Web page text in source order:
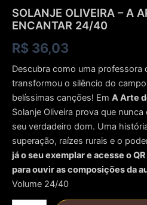
SOLANJE OLIVEIRA – A
ENCANTAR 24/40
R$ 36,03
Descubra como uma professora
transformou o silêncio do
belíssimas canções! Em A Arte
Solanje Oliveira prova que
seu verdadeiro dom. Uma
superação, raízes rurais e o
já o seu exemplar e acesse o
para ouvir as composições da
Volume 24/40